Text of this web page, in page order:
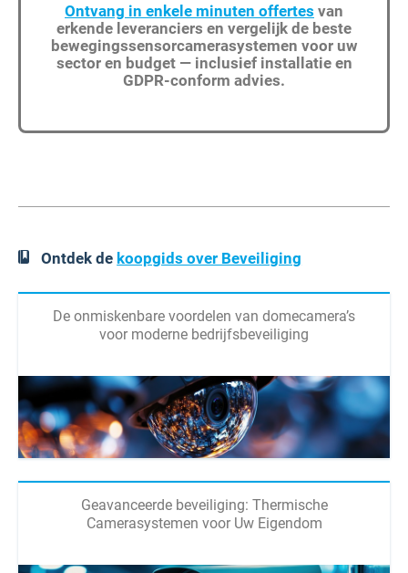
Ontvang in enkele minuten offertes van
erkende leveranciers en vergelijk de beste
bewegingssensorcamerasystemen voor uw
sector en budget — inclusief installatie en
GDPR-conform advies.
Ontdek de koopgids over Beveiliging
De onmiskenbare voordelen van domecamera’s
voor moderne bedrijfsbeveiliging
Geavanceerde beveiliging: Thermische
Camerasystemen voor Uw Eigendom